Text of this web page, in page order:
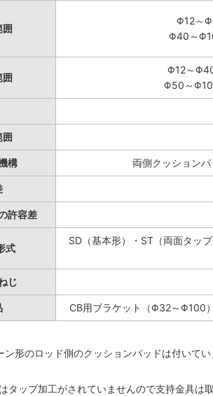
囲
Φ12～
Φ40～
囲
Φ12～
Φ50～
囲
構 両側クッション
許容差
式
SD（基本形）・ST（両面タッ
じ
CB用ブラケット（Φ32～Φ100
ン形のロッド側のクッションパッドは付い
タップ加工がされていませんので支持金具は